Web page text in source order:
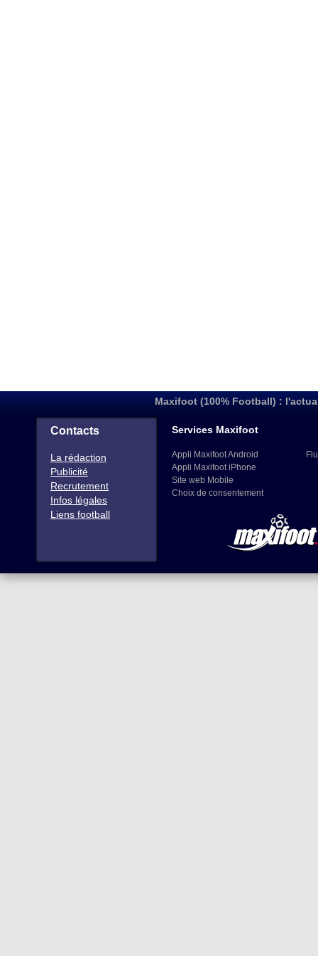
Maxifoot (100% Football) :
Contacts
La rédaction
Publicité
Recrutement
Infos légales
Liens football
Services Maxifoot
Appli Maxifoot Android
Appli Maxifoot iPhone
Site web Mobile
Choix de consentement